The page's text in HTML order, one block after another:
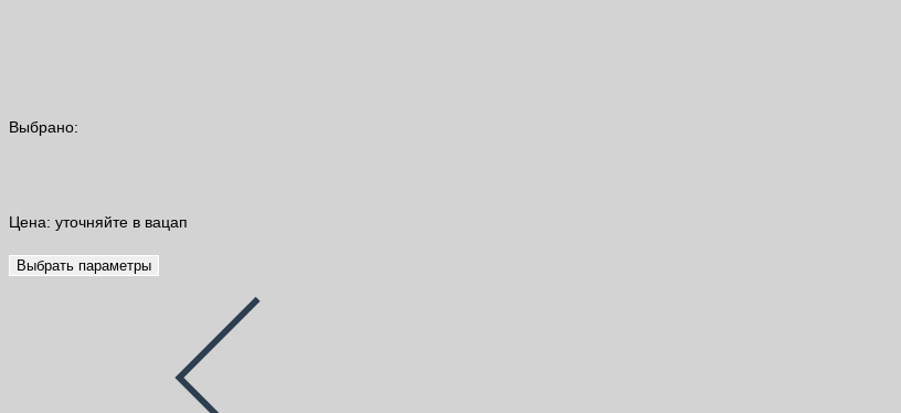
Выбрано:
Цена: уточняйте в вацап
Выбрать параметры